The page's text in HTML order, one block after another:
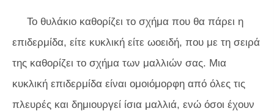
Το θυλάκιο καθορίζει το σχήμα που θα πάρει η
επιδερμίδα, είτε κυκλική είτε ωοειδή, που με τη σειρά
της καθορίζει το σχήμα των μαλλιών σας. Μια
κυκλική επιδερμίδα είναι ομοιόμορφη από όλες τις
πλευρές και δημιουργεί ίσια μαλλιά, ενώ όσοι έχουν